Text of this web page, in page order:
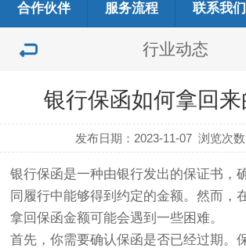
合作伙伴 服务流程 联系我们
行业动态
银行保函如何拿回
发布日期：2023-11-07 浏览次数
银行保函是一种由银行发出的保证书，
同履行中能够得到约定的金额。然而，
拿回保函金额可能会遇到一些困难。
首先，你需要确认保函是否已经过期。